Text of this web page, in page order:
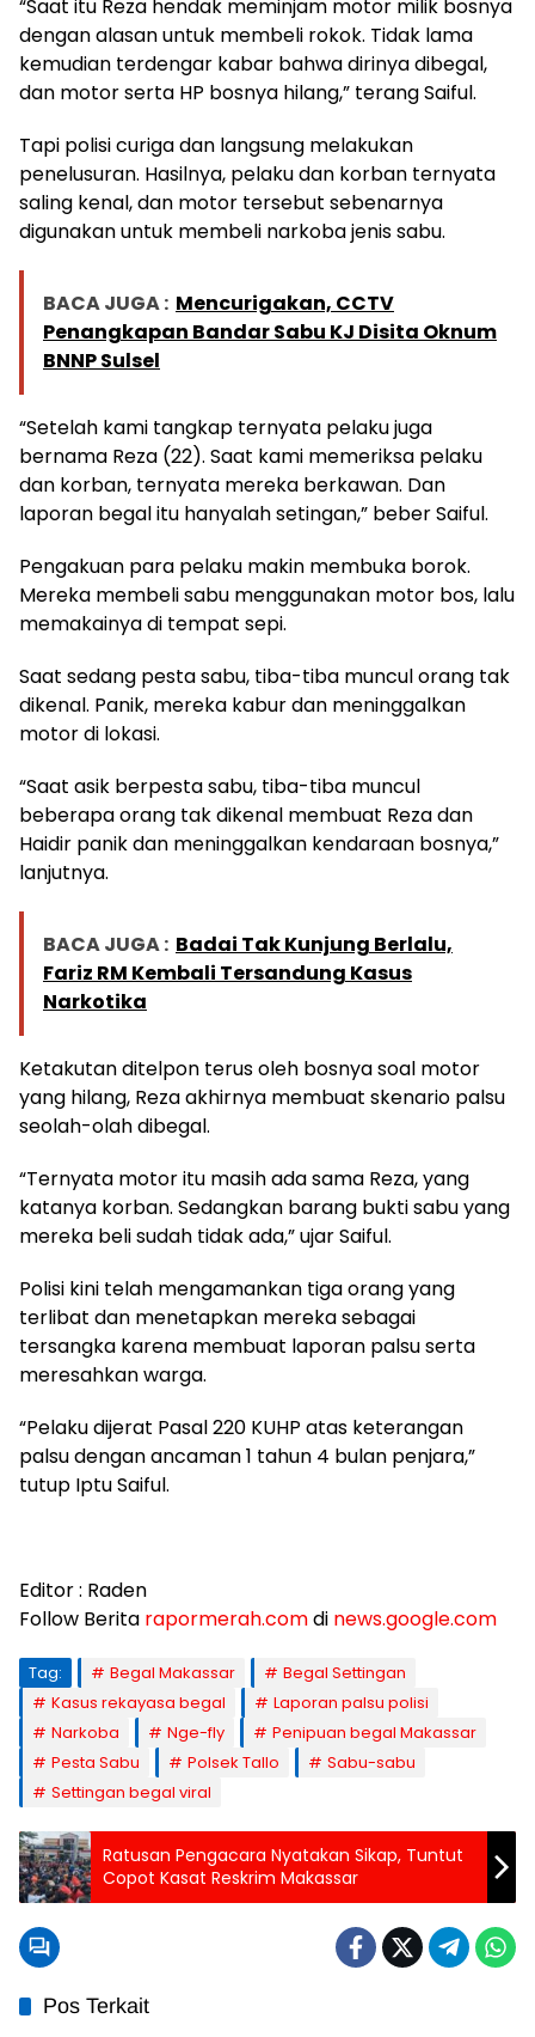
“Saat itu Reza hendak meminjam motor milik bosnya
dengan alasan untuk membeli rokok. Tidak lama
kemudian terdengar kabar bahwa dirinya dibegal,
dan motor serta HP bosnya hilang,” terang Saiful.
Tapi polisi curiga dan langsung melakukan
penelusuran. Hasilnya, pelaku dan korban ternyata
saling kenal, dan motor tersebut sebenarnya
digunakan untuk membeli narkoba jenis sabu.
BACA JUGA : Mencurigakan, CCTV
Penangkapan Bandar Sabu KJ Disita Oknum
BNNP Sulsel
“Setelah kami tangkap ternyata pelaku juga
bernama Reza (22). Saat kami memeriksa pelaku
dan korban, ternyata mereka berkawan. Dan
laporan begal itu hanyalah setingan,” beber Saiful.
Pengakuan para pelaku makin membuka borok.
Mereka membeli sabu menggunakan motor bos, lalu
memakainya di tempat sepi.
Saat sedang pesta sabu, tiba-tiba muncul orang tak
dikenal. Panik, mereka kabur dan meninggalkan
motor di lokasi.
“Saat asik berpesta sabu, tiba-tiba muncul
beberapa orang tak dikenal membuat Reza dan
Haidir panik dan meninggalkan kendaraan bosnya,”
lanjutnya.
BACA JUGA : Badai Tak Kunjung Berlalu,
Fariz RM Kembali Tersandung Kasus
Narkotika
Ketakutan ditelpon terus oleh bosnya soal motor
yang hilang, Reza akhirnya membuat skenario palsu
seolah-olah dibegal.
“Ternyata motor itu masih ada sama Reza, yang
katanya korban. Sedangkan barang bukti sabu yang
mereka beli sudah tidak ada,” ujar Saiful.
Polisi kini telah mengamankan tiga orang yang
terlibat dan menetapkan mereka sebagai
tersangka karena membuat laporan palsu serta
meresahkan warga.
“Pelaku dijerat Pasal 220 KUHP atas keterangan
palsu dengan ancaman 1 tahun 4 bulan penjara,”
tutup Iptu Saiful.
Editor : Raden
Follow Berita rapormerah.comdi news.google.com
Tag: Begal Makassar
Begal Settingan
Kasus rekayasa begal
Laporan palsu polisi
Narkoba
Nge-fly
Penipuan begal Makassar
Pesta Sabu
Polsek Tallo
Sabu-sabu
Settingan begal viral
Ratusan Pengacara Nyatakan Sikap, Tuntut
Copot Kasat Reskrim Makassar
Pos Terkait